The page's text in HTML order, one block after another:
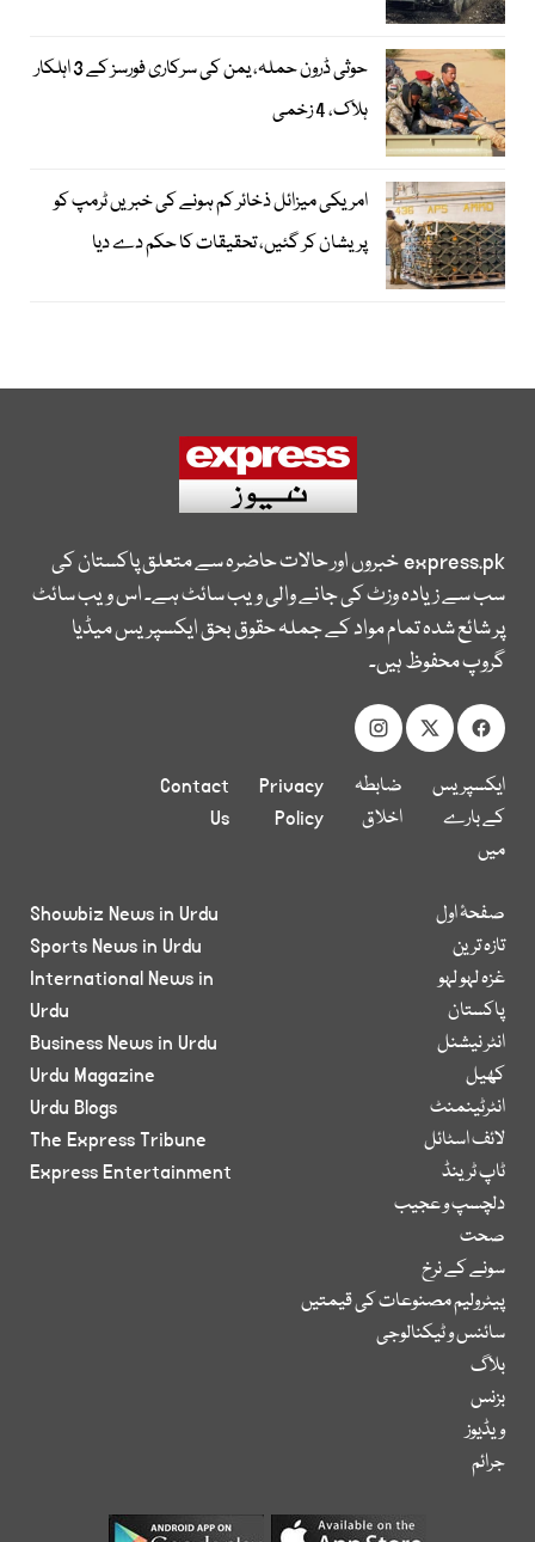
حوثی ڈرون حملہ، یمن کی سرکاری فورسز کے 3 اہلکار
ہلاک، 4 زخمی
امریکی میزائل ذخائر کم ہونے کی خبریں ٹرمپ کو
پریشان کر گئیں، تحقیقات کا حکم دے دیا
express.pkخبروں اور حالات حاضرہ سے متعلق پاکستان کی
سب سے زیادہ وزٹ کی جانے والی ویب سائٹ ہے۔ اس ویب سائٹ
پر شائع شدہ تمام مواد کے جملہ حقوق بحق ایکسپریس میڈیا
گروپ محفوظ ہیں۔
ایکسپریس
کے بارے
میں
ضابطہ
اخلاق
Privacy
Policy
Contact
Us
صفحۂ اول
تازہ ترین
غزہ لہو لہو
پاکستان
انٹر نیشنل
کھیل
انٹرٹینمنٹ
لائف اسٹائل
ٹاپ ٹرینڈ
دلچسپ و عجیب
صحت
سونے کے نرخ
پیٹرولیم مصنوعات کی قیمتیں
سائنس و ٹیکنالوجی
بلاگ
بزنس
ویڈیوز
جرائم
Showbiz News in Urdu
Sports News in Urdu
International News in
Urdu
Business News in Urdu
Urdu Magazine
Urdu Blogs
The Express Tribune
Express Entertainment